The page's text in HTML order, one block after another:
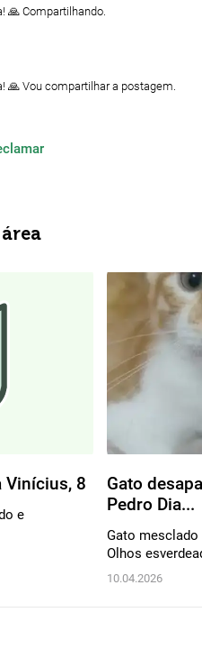
🙏 Compartilhando.
🙏 Vou compartilhar a postagem.
Vinícius, 8
e
Gato
Pedro Dia...
Gato
Olhos
10.04.2026